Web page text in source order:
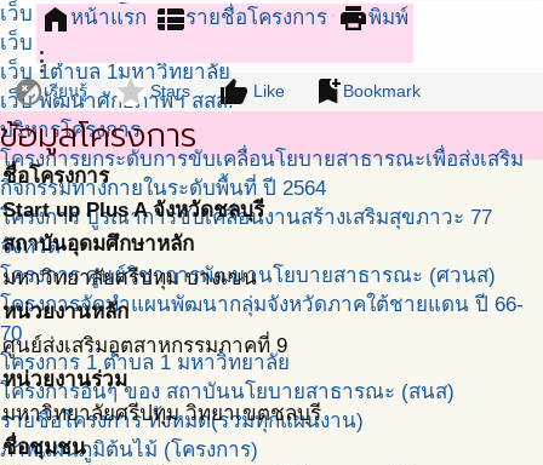
เว็บ สถาบันนโยบายสาธารณะ
เว็บ ศวนส.
เว็บ 1ตำบล 1มหาวิทยาลัย
เว็บ พัฒนาศักยภาพฯ สสส.
บริหารโครงการ
โครงการยกระดับการขับเคลื่อนโยบายสาธารณะเพื่อส่งเสริม
กิจกรรมทางกายในระดับพื้นที่ ปี 2564
โครงการ บูรณาการขับเคลื่อนงานสร้างเสริมสุขภาวะ 77
จังหวัด
โครงการ ศูนย์วิชาการพัฒนานโยบายสาธารณะ (ศวนส)
โครงการจัดทำแผนพัฒนากลุ่มจังหวัดภาคใต้ชายแดน ปี 66-
70
โครงการ 1 ตำบล 1 มหาวิทยาลัย
โครงการอื่นๆ ของ สถาบันนโยบายสาธารณะ (สนส)
รายชื่อโครงการ ทั้งหมด(รวมทุกแผนงาน)
ภาพแผนภูมิต้นไม้ (โครงการ)
home หน้าแรก view_listรายชื่อโครงการ printพิมพ์
more_vert
flakyเรียนรู้ star Stars thumb_up Like bookmark_add Bookmark
ข้อมูลโครงการ
ชื่อโครงการ
Start up Plus A จังหวัดชลบุรี
สถาบันอุดมศึกษาหลัก
มหาวิทยาลัยศรีปทุม บางเขน
หน่วยงานหลัก
ศูนย์ส่งเสริมอุตสาหกรรมภาคที่ 9
หน่วยงานร่วม
มหาวิทยาลัยศรีปทุม วิทยาเขตชลบุรี
ชื่อชุมชน